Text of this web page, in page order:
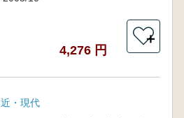
4,276 円
＋
近・現代